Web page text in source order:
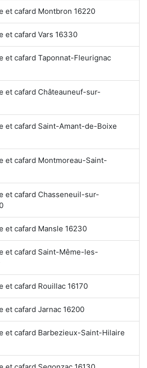
et cafard Montbron 16220
et cafard Vars 16330
et cafard Taponnat-Fleurignac
et cafard Châteauneuf-sur-
et cafard Saint-Amant-de-Boixe
et cafard Montmoreau-Saint-
et cafard Chasseneuil-sur-
et cafard Mansle 16230
et cafard Saint-Même-les-
et cafard Rouillac 16170
et cafard Jarnac 16200
et cafard Barbezieux-Saint-Hilaire